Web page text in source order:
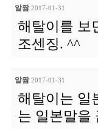
알짬 2017-01-31
해탈이를 보
조센징. ^^
알짬 2017-01-31
해탈이는 일
는 일본말을